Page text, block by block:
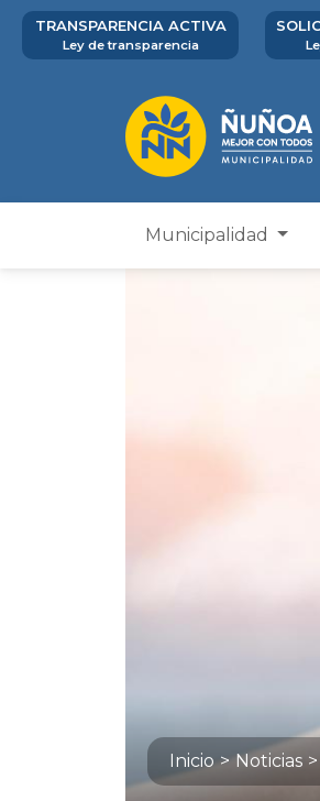
TRANSPARENCIA ACTIVA
Ley de transparencia
Municipalidad
Inicio > Noticias >